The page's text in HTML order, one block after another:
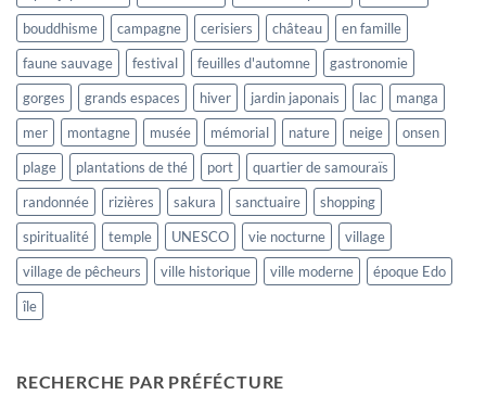
bouddhisme
campagne cerisiers château
en famille
faune sauvage
festival feuilles d'automne
gastronomie
gorges
grands espaces hiver jardin japonais lac
manga
mer
montagne musée mémorial nature neige
onsen
plage
plantations de thé port
quartier de samouraïs
randonnée
rizières sakura sanctuaire
shopping
spiritualité
temple UNESCO vie nocturne
village
village de pêcheurs
ville historique ville moderne
époque Edo
île
RECHERCHE PAR PRÉFÉCTURE